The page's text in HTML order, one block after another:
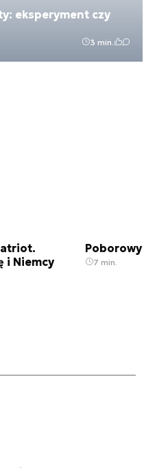
eksperyment czy
3 min.
i Niemcy
Poborowy
7 min.